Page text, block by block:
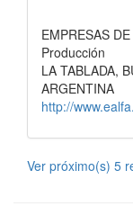
EMPRESAS
Producción
LA TABLADA,
ARGENTINA
http://
Ver próximo(s) 5